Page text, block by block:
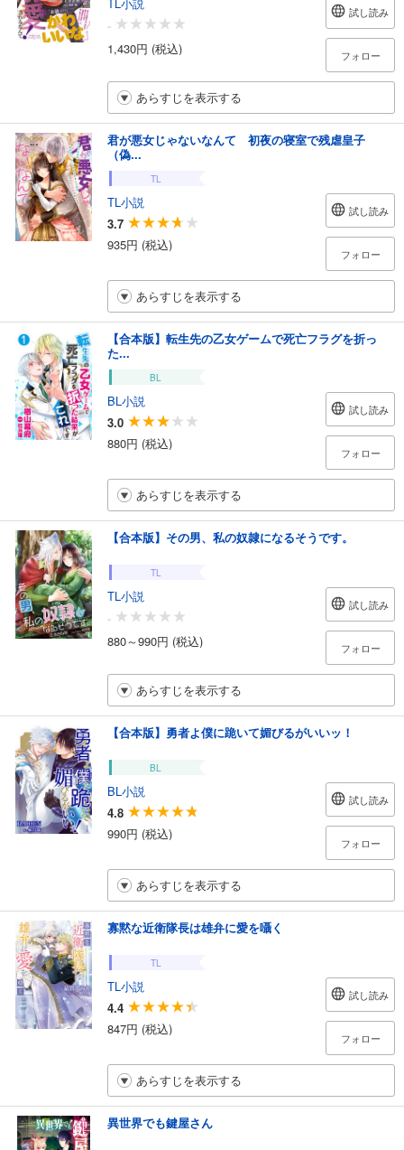
-
1,430円 (税込)
試し読み
フォロー
あらすじを表示する
君が悪女じゃないなんて 初夜の寝室で残虐皇子
（偽...
TL
TL小説
3.7
935円 (税込)
試し読み
フォロー
あらすじを表示する
【合本版】転生先の乙女ゲームで死亡フラグを折っ
た...
BL
BL小説
3.0
880円 (税込)
試し読み
フォロー
あらすじを表示する
【合本版】その男、私の奴隷になるそうです。
TL
TL小説
-
880～990円 (税込)
試し読み
フォロー
あらすじを表示する
【合本版】勇者よ僕に跪いて媚びるがいいッ！
BL
BL小説
4.8
990円 (税込)
試し読み
フォロー
あらすじを表示する
寡黙な近衛隊長は雄弁に愛を囁く
TL
TL小説
4.4
847円 (税込)
試し読み
フォロー
あらすじを表示する
異世界でも鍵屋さん